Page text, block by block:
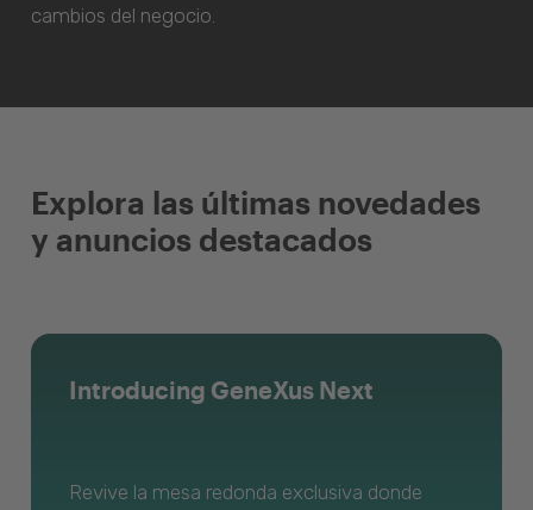
cambios del negocio.
Explora las últimas novedades
y anuncios destacados
Introducing GeneXus Next
Revive la mesa redonda exclusiva donde